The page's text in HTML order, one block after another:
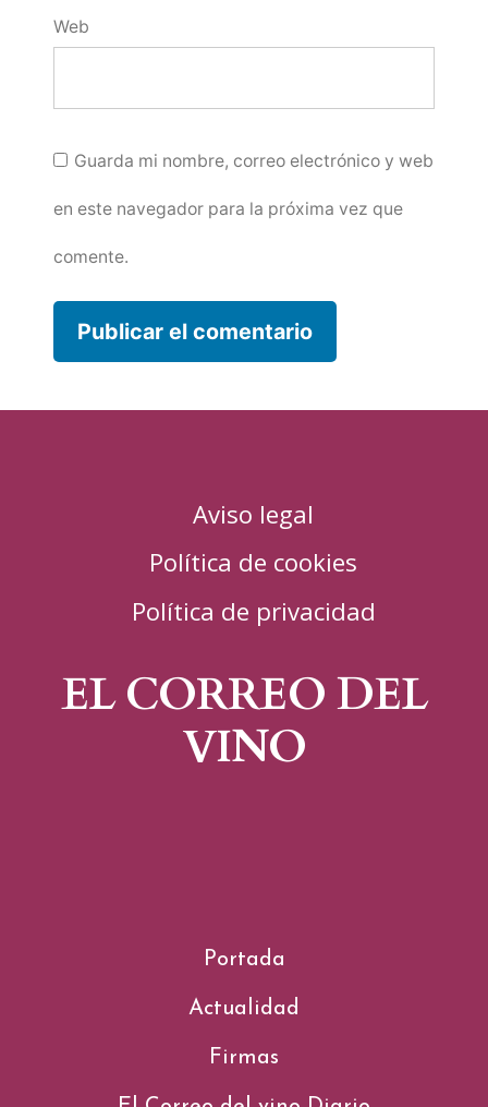
Web
Guarda mi nombre, correo electrónico y web
en este navegador para la próxima vez que
comente.
Aviso legal
Política de cookies
Política de privacidad
EL CORREO DEL
VINO
Portada
Actualidad
Firmas